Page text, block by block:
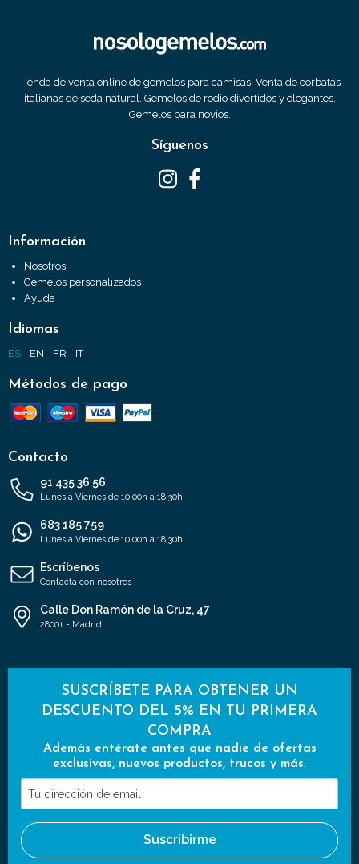
Tienda de venta online de gemelos para camisas. Venta de corbatas
italianas de seda natural. Gemelos de rodio divertidos y elegantes.
Gemelos para novios.
Síguenos
Información
Nosotros
Gemelos personalizados
Ayuda
Idiomas
ES EN FR IT
Métodos de pago
Contacto
91 435 36 56
Lunes a Viernes de 10:00h a 18:30h
683 185 759
Lunes a Viernes de 10:00h a 18:30h
Escríbenos
Contacta con nosotros
Calle Don Ramón de la Cruz, 47
28001 - Madrid
SUSCRÍBETE PARA OBTENER UN
DESCUENTO DEL 5% EN TU PRIMERA
COMPRA
Además entérate antes que nadie de ofertas
exclusivas, nuevos productos, trucos y más.
Tu
dirección
de
email
Suscribirme